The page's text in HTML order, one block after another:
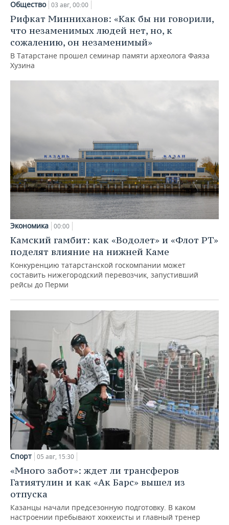
Общество 03 авг, 00:00
Рифкат Минниханов: «Как бы ни говорили,
что незаменимых людей нет, но, к
сожалению, он незаменимый»
В Татарстане прошел семинар памяти археолога Фаяза
Хузина
Экономика 00:00
Камский гамбит: как «Водолет» и «Флот РТ»
поделят влияние на нижней Каме
Конкуренцию татарстанской госкомпании может
составить нижегородский перевозчик, запустивший
рейсы до Перми
Спорт 05 авг, 15:30
«Много забот»: ждет ли трансферов
Гатиятулин и как «Ак Барс» вышел из
отпуска
Казанцы начали предсезонную подготовку. В каком
настроении пребывают хоккеисты и главный тренер